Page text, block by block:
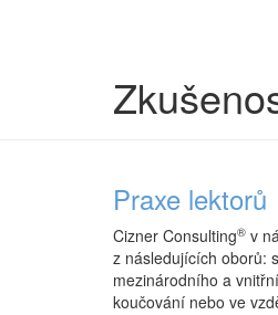
Praxe lektorů
Cizner Consulting® v
z následujících oborů:
mezinárodního a
koučování nebo ve